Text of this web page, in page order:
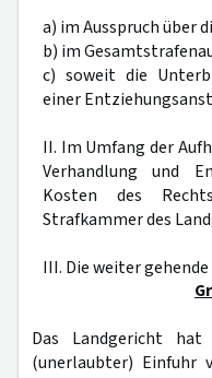
a) im Ausspruch über
b) im
c) soweit die
einer
II. Im Umfang der
Verhandlung und
Kosten des
Strafkammer des
III. Die weiter
Das Landgericht hat
(unerlaubter) Einfuhr